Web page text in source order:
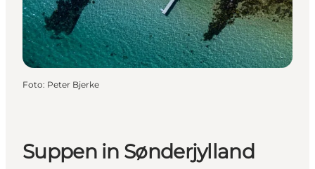
Foto: Peter Bjerke
Suppen in Sønderjylland